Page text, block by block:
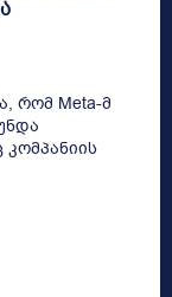
რომ Meta-მ